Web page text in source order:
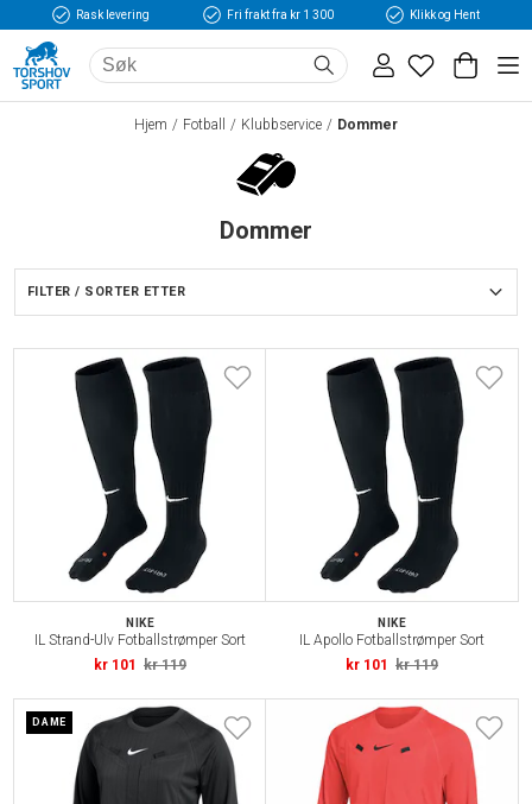
Rask levering Fri frakt fra kr 1 300 Klikk og Hent
Hjem Fotball Klubbservice Dommer
Dommer
FILTER / SORTER ETTER
NIKE
IL Strand-Ulv Fotballstrømper Sort
kr 101
kr 119
NIKE
IL Apollo Fotballstrømper Sort
kr 101
kr 119
DAME